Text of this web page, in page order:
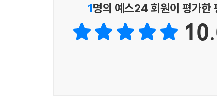
목사여서 미안하다!
교회를 생각하면 낙담과 욕이 나오다가도, 어느
수 없는 이름, 교회! 아직 교회를 사랑하시나요?
나의 주머니를 털어 형제를 돕고, 성질대로 화를
편하게 살기 위해 예수 믿는 것이 아니라는 것을
- 안수완 (드라마 「군주」, 「낭만닥터 김사부」
1명의 예스24 회원이 평가한